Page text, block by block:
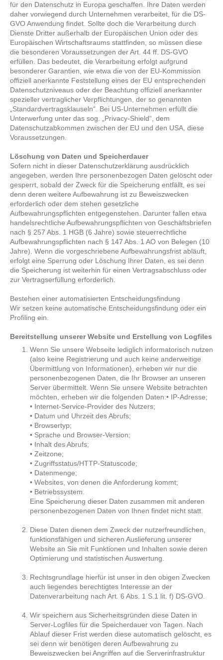
für den Datenschutz in Europa geschaffen. Ihre Daten werden
daher vorwiegend durch Unternehmen verarbeitet, für die DS-
GVO Anwendung findet. Sollte doch die Verarbeitung durch
Dienste Dritter außerhalb der Europäischen Union oder des
Europäischen Wirtschaftsraums stattfinden, so müssen diese
die besonderen Voraussetzungen der Art. 44 ff. DS-GVO
erfüllen. Das bedeutet, die Verarbeitung erfolgt aufgrund
besonderer Garantien, wie etwa die von der EU-Kommission
offiziell anerkannte Feststellung eines der EU entsprechenden
Datenschutzniveaus oder der Beachtung offiziell anerkannter
spezieller vertraglicher Verpflichtungen, der so genannten
„Standardvertragsklauseln“. Bei US-Unternehmen erfüllt die
Unterwerfung unter das sog. „Privacy-Shield“, dem
Datenschutzabkommen zwischen der EU und den USA, diese
Voraussetzungen.
Löschung von Daten und Speicherdauer
Sofern nicht in dieser Datenschutzerklärung ausdrücklich
angegeben, werden Ihre personenbezogen Daten gelöscht oder
gesperrt, sobald der Zweck für die Speicherung entfällt, es sei
denn deren weitere Aufbewahrung ist zu Beweiszwecken
erforderlich oder dem stehen gesetzliche
Aufbewahrungspflichten entgegenstehen. Darunter fallen etwa
handelsrechtliche Aufbewahrungspflichten von Geschäftsbriefen
nach § 257 Abs. 1 HGB (6 Jahre) sowie steuerrechtliche
Aufbewahrungspflichten nach § 147 Abs. 1 AO von Belegen (10
Jahre). Wenn die vorgeschriebene Aufbewahrungsfrist abläuft,
erfolgt eine Sperrung oder Löschung Ihrer Daten, es sei denn
die Speicherung ist weiterhin für einen Vertragsabschluss oder
zur Vertragserfüllung erforderlich.
Bestehen einer automatisierten Entscheidungsfindung
Wir setzen keine automatische Entscheidungsfindung oder ein
Profiling ein.
Bereitstellung unserer Website und Erstellung von Logfiles
Wenn Sie unsere Webseite lediglich informatorisch nutzen
(also keine Registrierung und auch keine anderweitige
Übermittlung von Informationen), erheben wir nur die
personenbezogenen Daten, die Ihr Browser an unseren
Server übermittelt. Wenn Sie unsere Website betrachten
möchten, erheben wir die folgenden Daten:• IP-Adresse;
• Internet-Service-Provider des Nutzers;
• Datum und Uhrzeit des Abrufs;
• Browsertyp;
• Sprache und Browser-Version;
• Inhalt des Abrufs;
• Zeitzone;
• Zugriffsstatus/HTTP-Statuscode;
• Datenmenge;
• Websites, von denen die Anforderung kommt;
• Betriebssystem.
Eine Speicherung dieser Daten zusammen mit anderen
personenbezogenen Daten von Ihnen findet nicht statt.
Diese Daten dienen dem Zweck der nutzerfreundlichen,
funktionsfähigen und sicheren Auslieferung unserer
Website an Sie mit Funktionen und Inhalten sowie deren
Optimierung und statistischen Auswertung.
Rechtsgrundlage hierfür ist unser in den obigen Zwecken
auch liegendes berechtigtes Interesse an der
Datenverarbeitung nach Art. 6 Abs. 1 S.1 lit. f) DS-GVO.
Wir speichern aus Sicherheitsgründen diese Daten in
Server-Logfiles für die Speicherdauer von Tagen. Nach
Ablauf dieser Frist werden diese automatisch gelöscht, es
sei denn wir benötigen deren Aufbewahrung zu
Beweiszwecken bei Angriffen auf die Serverinfrastruktur